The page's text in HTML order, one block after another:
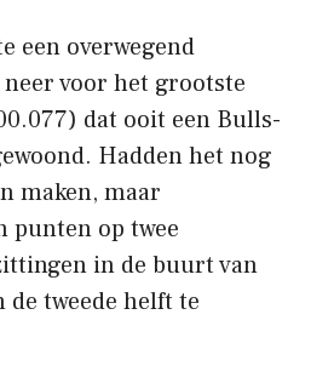
een overwegend
voor het grootste
dat ooit een Bulls-
Hadden het nog
maken, maar
punten op twee
in de buurt van
tweede helft te